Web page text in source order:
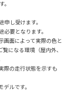
し受けます。
要となります。
面によって実際の色と
になる環境（屋内外、
際の走行状態を示すも
ルです。